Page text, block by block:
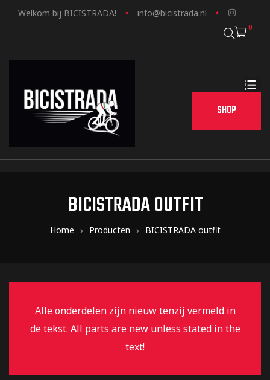
Welkom bij BICISTRADA! info@bicistrada.nl
0
SHOP
BICISTRADA OUTFIT
Home Producten BICISTRADA outfit
Alle onderdelen zijn nieuw tenzij vermeld in
de tekst. All parts are new unless stated in the
text!